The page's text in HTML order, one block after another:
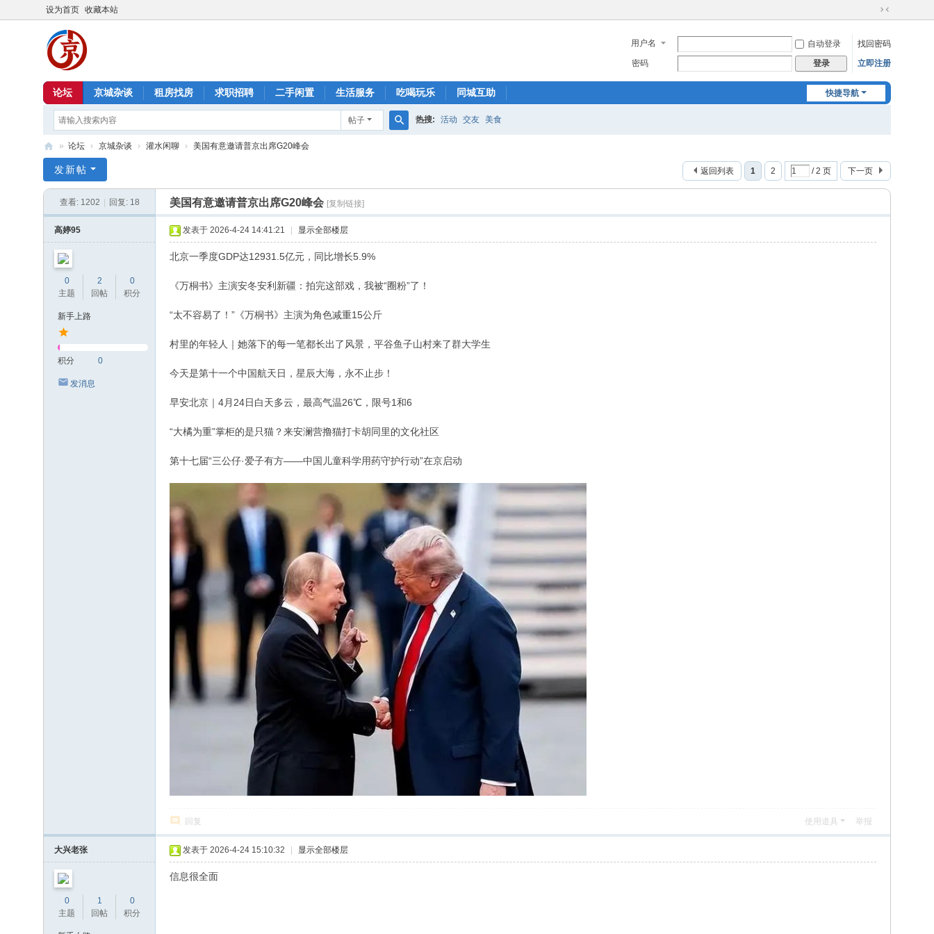
设为首页 收藏本站
切
到
窄
用户名 自动登录
找回密码
密码
登录 立即注册
快捷导航
论坛 京城杂谈 租房找房 求职招聘 二手闲置 生活服务 吃喝玩乐 同城互助
帖子 热搜: 活动 交友 美食
京
» 论坛 › 京城杂谈 › 灌水闲聊 › 美国有意邀请普京出席G20峰会
1 2 / 2 页 下一页
返回列表
发新帖
查看: 1202 回复: 18 美国有意邀请普京出席G20峰会 [复制链接]
高婷95
0
主题
2
回帖
0
积分
新手上路
积分 0
发消息
发表于 2026-4-24 14:41:21 显示全部楼层
北京一季度GDP达12931.5亿元，同比增长5.9%
《万桐书》主演安冬安利新疆：拍完这部戏，我被“圈粉”了！
“太不容易了！”《万桐书》主演为角色减重15公斤
村里的年轻人｜她落下的每一笔都长出了风景，平谷鱼子山村来了群大学生
今天是第十一个中国航天日，星辰大海，永不止步！
早安北京｜4月24日白天多云，最高气温26℃，限号1和6
“大橘为重”掌柜的是只猫？来安澜营撸猫打卡胡同里的文化社区
第十七届“三公仔·爱子有方——中国儿童科学用药守护行动”在京启动
回复 使用道具 举报
大兴老张
0
主题
1
回帖
0
积分
发表于 2026-4-24 15:10:32 显示全部楼层
信息很全面